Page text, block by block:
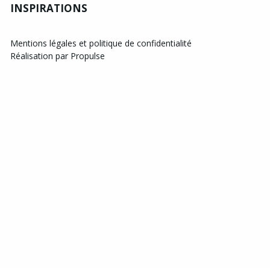
INSPIRATIONS
Mentions légales et politique de confidentialité
Réalisation par Propulse